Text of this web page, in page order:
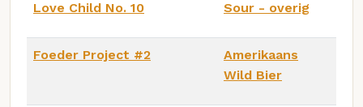
Love Child No. 10 Sour - overig
Foeder Project #2
Amerikaans
Wild Bier